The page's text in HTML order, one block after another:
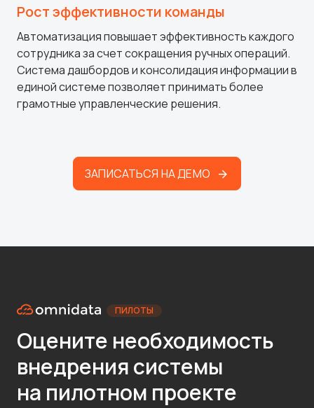
Рост эффективности команды
Автоматизация повышает эффективность каждого
сотрудника за счет сокращения ручных операций.
Система дашбордов и консолидация информации в
единой системе позволяет принимать более
грамотные управленческие решения.
ЗАПИСАТЬСЯ НА ДЕМО
ПИЛОТЫ
Оцените необходимость
внедрения системы
на пилотном проекте